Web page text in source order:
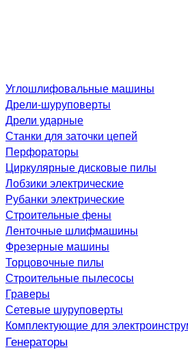
Углошлифовальные машины
Дре­ли-шу­рупо­вер­ты
Дрели ударные
Станки для заточки цепей
Перфораторы
Циркулярные дисковые пилы
Лобзики электрические
Рубанки электрические
Строительные фены
Ленточные шлифмашины
Фрезерные машины
Торцовочные пилы
Строительные пылесосы
Граверы
Сетевые шуруповерты
Комплектующие для
Генераторы